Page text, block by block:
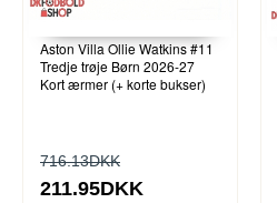
Aston Villa Ollie Watkins #11
Tredje trøje Børn 2026-27
Kort ærmer (+ korte bukser)
716.13DKK
211.95DKK